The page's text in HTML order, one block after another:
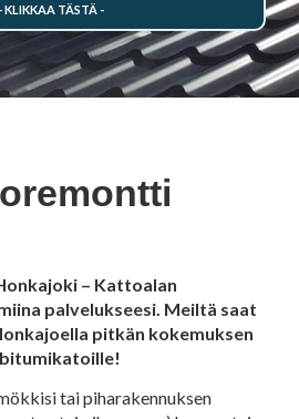
– Kattoalan
palvelukseesi. Meiltä saat
pitkän kokemuksen
tai piharakennuksen